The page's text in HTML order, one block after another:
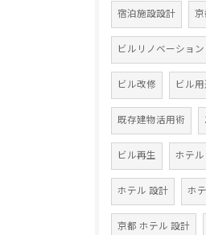
宿泊施設設計
ビルリノベーション
ビル改修 ビル
既存建物活用術
ビル再生 ホテ
ホテル 設計 ホ
京都 ホテル 設計